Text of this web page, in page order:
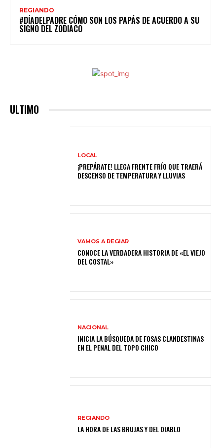
REGIANDO
#DÍADELPADRE CÓMO SON LOS PAPÁS DE ACUERDO A SU
SIGNO DEL ZODIACO
ULTIMO
LOCAL
¡PREPÁRATE! LLEGA FRENTE FRÍO QUE TRAERÁ
DESCENSO DE TEMPERATURA Y LLUVIAS
VAMOS A REGIAR
CONOCE LA VERDADERA HISTORIA DE «EL VIEJO
DEL COSTAL»
NACIONAL
INICIA LA BÚSQUEDA DE FOSAS CLANDESTINAS
EN EL PENAL DEL TOPO CHICO
REGIANDO
LA HORA DE LAS BRUJAS Y DEL DIABLO